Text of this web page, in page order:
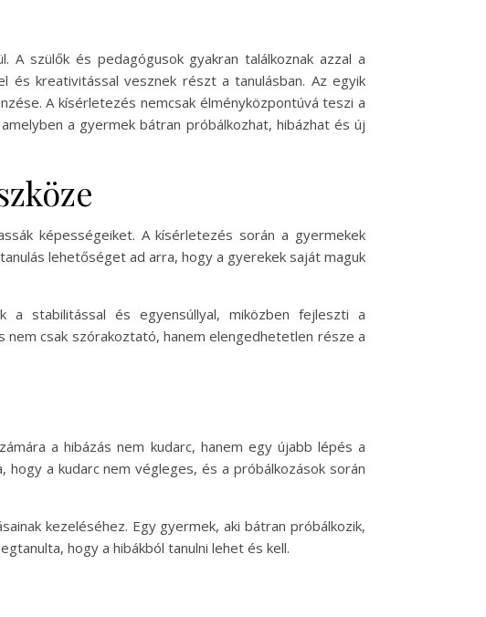
szülők és pedagógusok gyakran találkoznak azzal a
kreativitással vesznek részt a tanulásban. Az egyik
A kísérletezés nemcsak élményközpontúvá teszi a
a gyermek bátran próbálkozhat, hibázhat és új
képességeiket. A kísérletezés során a gyermekek
lehetőséget ad arra, hogy a gyerekek saját maguk
a stabilitással és egyensúllyal, miközben fejleszti a
csak szórakoztató, hanem elengedhetetlen része a
a hibázás nem kudarc, hanem egy újabb lépés a
a kudarc nem végleges, és a próbálkozások során
kezeléséhez. Egy gyermek, aki bátran próbálkozik,
hogy a hibákból tanulni lehet és kell.